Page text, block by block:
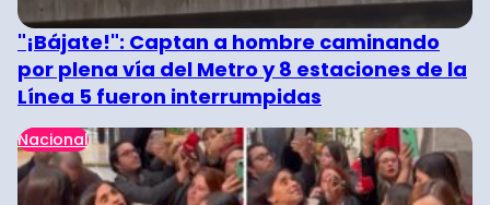
"¡Bájate!": Captan a hombre caminando
por plena vía del Metro y 8 estaciones de la
Línea 5 fueron interrumpidas
Nacional